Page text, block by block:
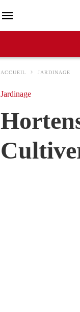
ACCUEIL JARDINAGE
Jardinage